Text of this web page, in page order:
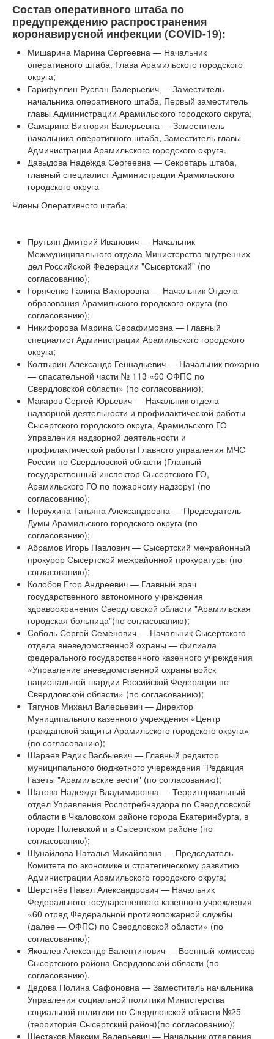
Состав оперативного штаба по
предупреждению распространения
коронавирусной инфекции (COVID-19):
Мишарина Марина Сергеевна — Начальник
оперативного штаба, Глава Арамильского городского
округа;
Гарифуллин Руслан Валерьевич — Заместитель
начальника оперативного штаба, Первый заместитель
главы Администрации Арамильского городского округа;
Самарина Виктория Валерьевна — Заместитель
начальника оперативного штаба, Заместитель главы
Администрации Арамильского городского округа.
Давыдова Надежда Сергеевна — Секретарь штаба,
главный специалист Администрации Арамильского
городского округа
Члены Оперативного штаба:
Прутьян Дмитрий Иванович — Начальник
Межмуниципального отдела Министерства внутренних
дел Российской Федерации "Сысертский" (по
согласованию);
Горяченко Галина Викторовна — Начальник Отдела
образования Арамильского городского округа (по
согласованию);
Никифорова Марина Серафимовна — Главный
специалист Администрации Арамильского городского
округа;
Колтырин Александр Геннадьевич — Начальник пожарно
— спасательной части № 113 «60 ОФПС по
Свердловской области» (по согласованию);
Макаров Сергей Юрьевич — Начальник отдела
надзорной деятельности и профилактической работы
Сысертского городского округа, Арамильского ГО
Управления надзорной деятельности и
профилактической работы Главного управления МЧС
России по Свердловской области (Главный
государственный инспектор Сысертского ГО,
Арамильского ГО по пожарному надзору) (по
согласованию);
Первухина Татьяна Александровна — Председатель
Думы Арамильского городского округа (по
согласованию);
Абрамов Игорь Павлович — Сысертский межрайонный
прокурор Сысертской межрайонной прокуратуры (по
согласованию);
Колобов Егор Андреевич — Главный врач
государственного автономного учреждения
здравоохранения Свердловской области "Арамильская
городская больница"(по согласованию);
Cоболь Сергей Семёнович — Начальник Сысертского
отдела вневедомственной охраны — филиала
федерального государственного казенного учреждения
«Управление вневедомственной охраны войск
национальной гвардии Российской Федерации по
Свердловской области» (по согласованию);
Тягунов Михаил Валерьевич — Директор
Муниципального казенного учреждения «Центр
гражданской защиты Арамильского городского округа»
(по согласованию);
Шараев Радик Васбыевич — Главный редактор
муниципального бюджетного учереждения "Редакция
Газеты "Арамильские вести" (по согласованию);
Шатова Надежда Владимировна — Территориальный
отдел Управления Роспотребнадзора по Свердловской
области в Чкаловском районе города Екатеринбурга, в
городе Полевской и в Сысертском районе (по
согласованию);
Шунайлова Наталья Михайловна — Председатель
Комитета по экономике и стратегическому развитию
Администрации Арамильского городского округа;
Шерстнёв Павел Александрович — Начальник
Федерального государственного казенного учреждения
«60 отряд Федеральной противопожарной службы
(далее — ОФПС) по Свердловской области» (по
согласованию);
Яковлев Александр Валентинович — Военный комиссар
Сысертского района Свердловской области (по
согласованию).
Дедова Полина Сафоновна — Заместитель начальника
Управления социальной политики Министерства
социальной политики по Свердловской области №25
(территория Сысертский район)(по согласованию);
Шестаков Максим Валерьевич — Начальник отделения